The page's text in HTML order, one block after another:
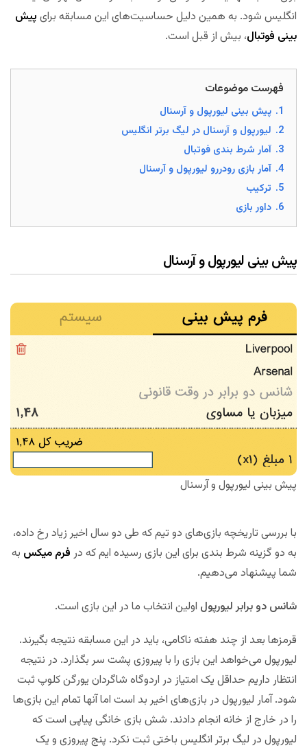
انگلیس شود. به همین دلیل حساسیت‌های این مسابقه برای پیش
بینی فوتبال، بیش از قبل است.
فهرست موضوعات
1. پیش بینی لیورپول و آرسنال
2. لیورپول و آرسنال در لیگ برتر انگلیس
3. آمار شرط بندی فوتبال
4. آمار بازی رودررو لیورپول و آرسنال
5. ترکیب
6. داور بازی
پیش بینی لیورپول و آرسنال
پیش بینی لیورپول و آرسنال
با بررسی تاریخچه بازی‌های دو تیم که طی دو سال اخیر زیاد رخ داده،
به دو گزینه شرط بندی برای این بازی رسیده ایم که در فرم میکس به
شما پیشنهاد می‌دهیم.
شانس دو برابر لیورپول اولین انتخاب ما در این بازی است.
قرمزها بعد از چند هفته ناکامی، باید در این مسابقه نتیجه بگیرند.
لیورپول می‌خواهد این بازی را با پیروزی پشت سر بگذارد. در نتیجه
انتظار داریم حداقل یک امتیاز در اردوگاه شاگردان یورگن کلوپ ثبت
شود. آمار لیورپول در بازی‌های اخیر بد است اما آنها تمام این بازی‌ها
را در خارج از خانه انجام دادند. شش بازی خانگی پیاپی است که
لیورپول در لیگ برتر انگلیس باختی ثبت نکرد. پنج پیروزی و یک